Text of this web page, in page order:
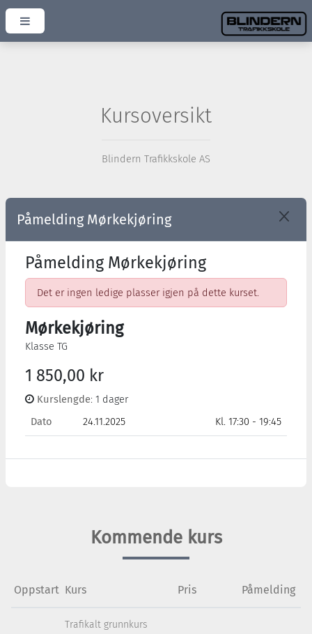
Kursoversikt
Blindern Trafikkskole AS
Påmelding Mørkekjøring
Påmelding Mørkekjøring
Det er ingen ledige plasser igjen på dette kurset.
Mørkekjøring
Klasse TG
1 850,00 kr
Kurslengde: 1 dager
Dato
24.11.2025 Kl. 17:30 - 19:45
Kommende kurs
Oppstart Kurs Pris Påmelding
Trafikalt grunnkurs